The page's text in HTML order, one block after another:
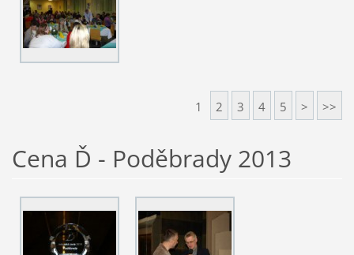
1 2 3 4 5 > >>
Cena Ď - Poděbrady 2013